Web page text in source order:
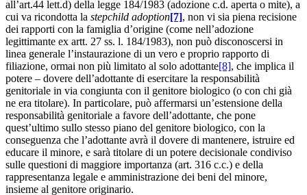
all’art.44 lett.d) della legge 184/1983 (adozione c.d. aperta o mite), a
cui va ricondotta la stepchild adoption[7], non vi sia piena recisione
dei rapporti con la famiglia d’origine (come nell’adozione
legittimante ex artt. 27 ss. l. 184/1983), non può disconoscersi in
linea generale l’instaurazione di un vero e proprio rapporto di
filiazione, ormai non più limitato al solo adottante[8], che implica il
potere – dovere dell’adottante di esercitare la responsabilità
genitoriale in via congiunta con il genitore biologico (o con chi già
ne era titolare). In particolare, può affermarsi un’estensione della
responsabilità genitoriale a favore dell’adottante, che pone
quest’ultimo sullo stesso piano del genitore biologico, con la
conseguenza che l’adottante avrà il dovere di mantenere, istruire ed
educare il minore, e sarà titolare di un potere decisionale condiviso
sulle questioni di maggiore importanza (art. 316 c.c.) e della
rappresentanza legale e amministrazione dei beni del minore,
insieme al genitore originario.